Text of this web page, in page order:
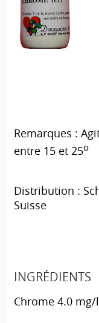
Remarques :
entre 15 et 25o
Distribution :
Suisse
INGRÉDIENTS
Chrome 4.0 mg/l